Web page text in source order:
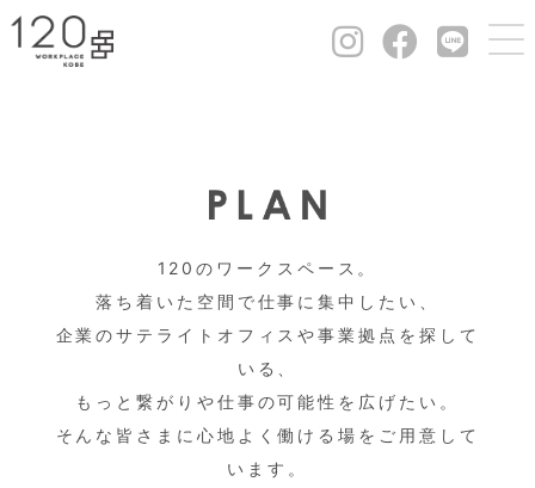
120のワークスペース。
落ち着いた空間で仕事に集中したい、
企業のサテライトオフィスや事業拠点を探して
いる、
もっと繋がりや仕事の可能性を広げたい。
そんな皆さまに心地よく働ける場をご用意して
います。